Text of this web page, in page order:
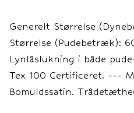
Generelt Størrelse
Størrelse (Pudebetræk):
Lynlåslukning i både
Tex 100 Certificeret. ---
Bomuldssatin.